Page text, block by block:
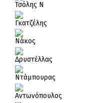
Τσόλης Ν
Γκατζέλης
Νάκος
Δρυστέλλας
Ντάμπουρας
Αντωνόπουλος